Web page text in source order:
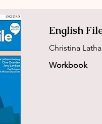
English
Christina
Workbook